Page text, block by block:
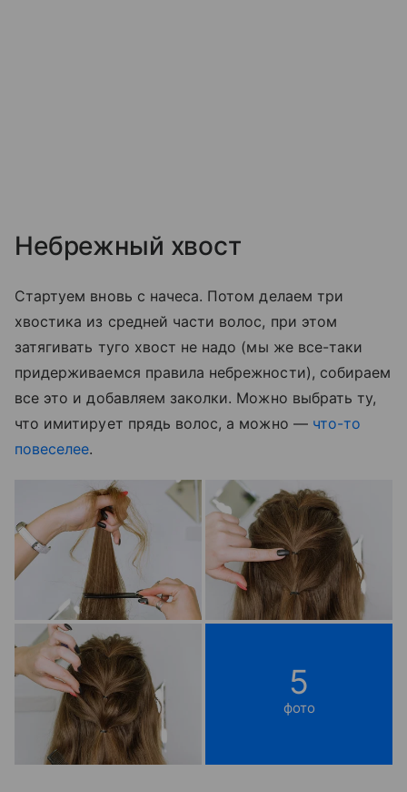
Небрежный хвост
Стартуем вновь с начеса. Потом делаем три
хвостика из средней части волос, при этом
затягивать туго хвост не надо (мы же все-таки
придерживаемся правила небрежности), собираем
все это и добавляем заколки. Можно выбрать ту,
что имитирует прядь волос, а можно — что-то
повеселее.
5
фото